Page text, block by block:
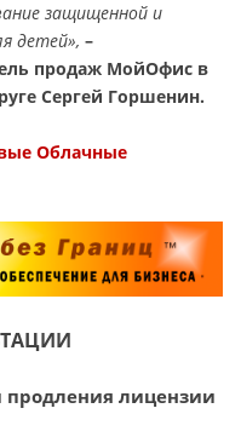
защищенной и
детей», –
продаж МойОфис в
Сергей Горшенин.
Облачные
продления лицензии